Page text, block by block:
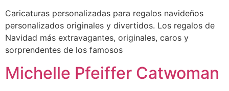
Caricaturas personalizadas para regalos navideños
personalizados originales y divertidos. Los regalos de
Navidad más extravagantes, originales, caros y
sorprendentes de los famosos
Michelle Pfeiffer Catwoman